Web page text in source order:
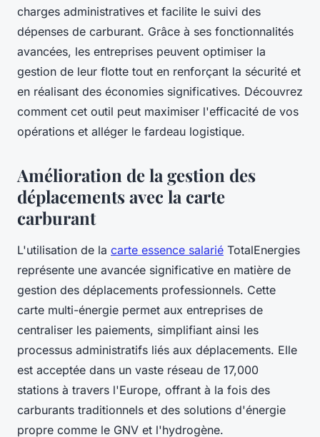
charges administratives et facilite le suivi des
dépenses de carburant. Grâce à ses fonctionnalités
avancées, les entreprises peuvent optimiser la
gestion de leur flotte tout en renforçant la sécurité et
en réalisant des économies significatives. Découvrez
comment cet outil peut maximiser l'efficacité de vos
opérations et alléger le fardeau logistique.
Amélioration de la gestion des
déplacements avec la carte
carburant
L'utilisation de la carte essence salarié TotalEnergies
représente une avancée significative en matière de
gestion des déplacements professionnels. Cette
carte multi-énergie permet aux entreprises de
centraliser les paiements, simplifiant ainsi les
processus administratifs liés aux déplacements. Elle
est acceptée dans un vaste réseau de 17,000
stations à travers l'Europe, offrant à la fois des
carburants traditionnels et des solutions d'énergie
propre comme le GNV et l'hydrogène.